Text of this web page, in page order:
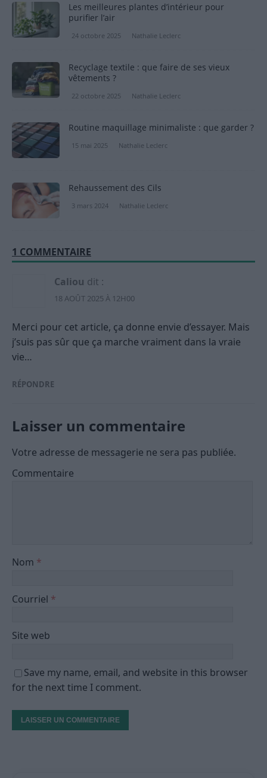
Les meilleures plantes d’intérieur pour
purifier l’air
24 octobre 2025 Nathalie Leclerc
Recyclage textile : que faire de ses vieux
vêtements ?
22 octobre 2025 Nathalie Leclerc
Routine maquillage minimaliste : que garder ?
15 mai 2025 Nathalie Leclerc
Rehaussement des Cils
3 mars 2024 Nathalie Leclerc
1 COMMENTAIRE
Caliou dit :
18 AOÛT 2025 À 12H00
Merci pour cet article, ça donne envie d’essayer. Mais
j’suis pas sûr que ça marche vraiment dans la vraie
vie…
RÉPONDRE
Laisser un commentaire
Votre adresse de messagerie ne sera pas publiée.
Commentaire
Nom *
Courriel *
Site web
Save my name, email, and website in this browser
for the next time I comment.